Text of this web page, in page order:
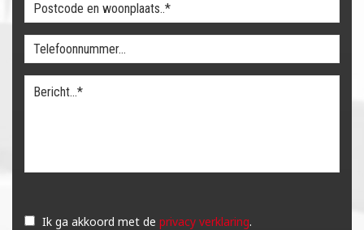
dit Ik ga akkoord met de privacy verklaring.